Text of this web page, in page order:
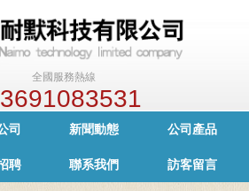
全國服務熱線
司 新聞動態 公司產品
聘 聯系我們 訪客留言